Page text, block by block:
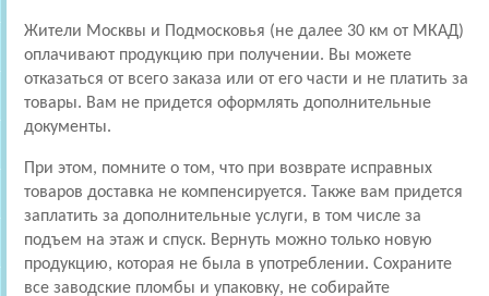
Жители Москвы и Подмосковья (не далее 30 км от МКАД)
оплачивают продукцию при получении. Вы можете
отказаться от всего заказа или от его части и не платить за
товары. Вам не придется оформлять дополнительные
документы.
При этом, помните о том, что при возврате исправных
товаров доставка не компенсируется. Также вам придется
заплатить за дополнительные услуги, в том числе за
подъем на этаж и спуск. Вернуть можно только новую
продукцию, которая не была в употреблении. Сохраните
все заводские пломбы и упаковку, не собирайте